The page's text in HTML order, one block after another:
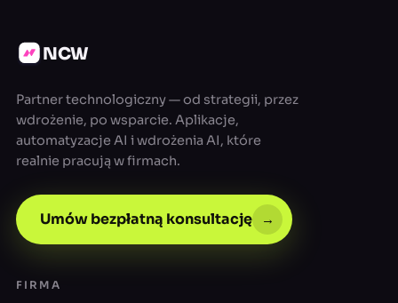
NCW
Partner technologiczny — od strategii, przez
wdrożenie, po wsparcie. Aplikacje,
automatyzacje AI i wdrożenia AI, które
realnie pracują w firmach.
Umów bezpłatną konsultację →
FIRMA